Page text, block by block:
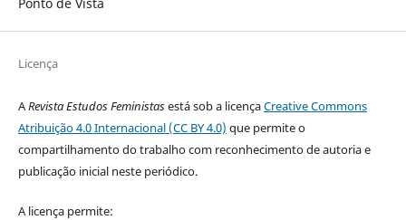
Licença
ARevista Estudos Feministasestá sob a licençaCreative Commons
Atribuição 4.0 Internacional (CC BY 4.0) que permite o
compartilhamento do trabalho com reconhecimento de autoria e
publicação inicial neste periódico.
A licença permite: